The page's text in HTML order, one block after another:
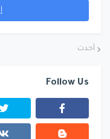
أحدث
Follow Us